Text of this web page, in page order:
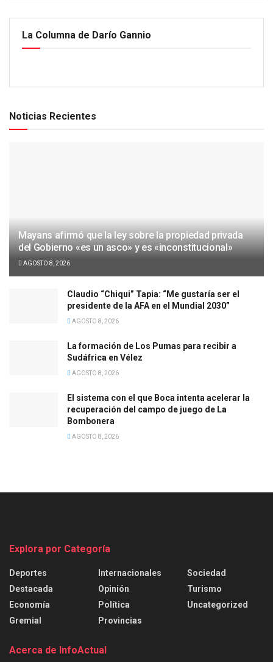
La Columna de Darío Gannio
Noticias Recientes
Mayans afirmó que la ley sobre la propiedad privada
del Gobierno «es un asco» y es «inconstitucional»
AGOSTO 8, 2026
Claudio “Chiqui” Tapia: “Me gustaría ser el
presidente de la AFA en el Mundial 2030”
AGOSTO 8, 2026
La formación de Los Pumas para recibir a
Sudáfrica en Vélez
AGOSTO 8, 2026
El sistema con el que Boca intenta acelerar la
recuperación del campo de juego de La
Bombonera
AGOSTO 8, 2026
Explora por Categoría
Deportes
Destacada
Economía
Gremial
Internacionales
Opinión
Política
Provincias
Sociedad
Turismo
Uncategorized
Acerca de InfoActual